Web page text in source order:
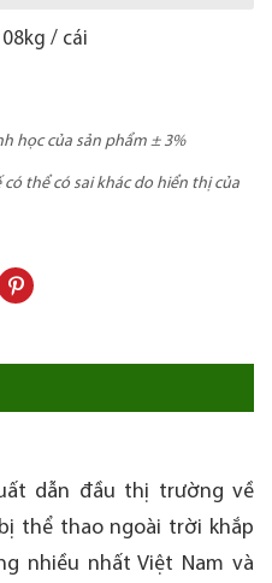
08kg / cái
học của sản phẩm ± 3%
thể có sai khác do hiển thị của
dẫn đầu thị trường về
thể thao ngoài trời khắp
nhiều nhất Việt Nam và